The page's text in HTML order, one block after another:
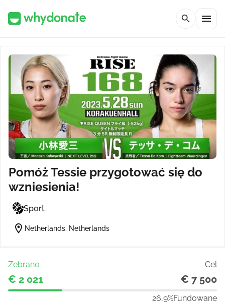
search menu
Pomóż Tessie przygotować się do
wzniesienia!
Sport
location_on Netherlands, Netherlands
Zebrano Cel
€ 2 021 € 7 500
26,9%Fundowane